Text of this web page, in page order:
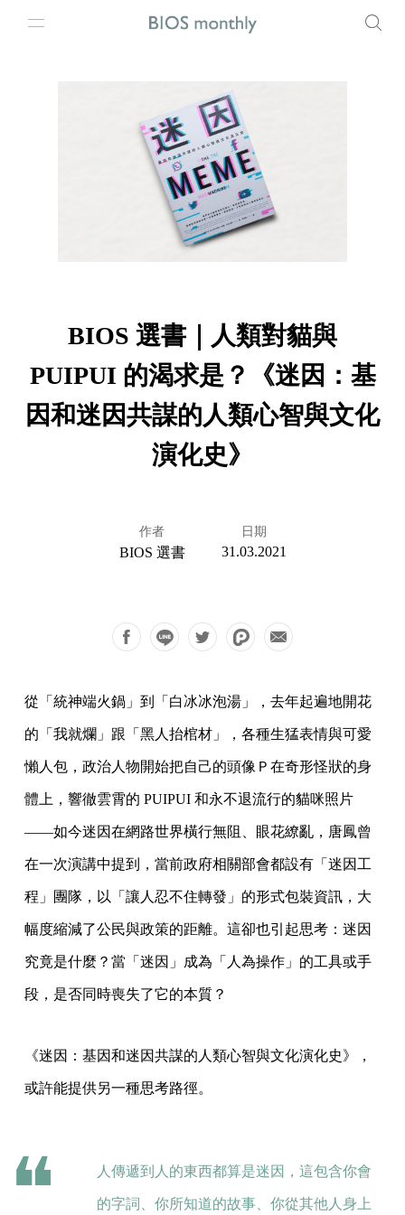
BIOS 選書｜人類對貓與
PUIPUI 的渴求是？《迷因：基
因和迷因共謀的人類心智與文化
演化史》
作者
BIOS 選書
日期
31.03.2021
從「統神端火鍋」到「白冰冰泡湯」，去年起遍地開花
的「我就爛」跟「黑人抬棺材」，各種生猛表情與可愛
懶人包，政治人物開始把自己的頭像Ｐ在奇形怪狀的身
體上，響徹雲霄的 PUIPUI 和永不退流行的貓咪照片
——如今迷因在網路世界橫行無阻、眼花繚亂，唐鳳曾
在一次演講中提到，當前政府相關部會都設有「迷因工
程」團隊，以「讓人忍不住轉發」的形式包裝資訊，大
幅度縮減了公民與政策的距離。這卻也引起思考：迷因
究竟是什麼？當「迷因」成為「人為操作」的工具或手
段，是否同時喪失了它的本質？
《迷因：基因和迷因共謀的人類心智與文化演化史》，
或許能提供另一種思考路徑。
人傳遞到人的東西都算是迷因，這包含你會
的字詞、你所知道的故事、你從其他人身上